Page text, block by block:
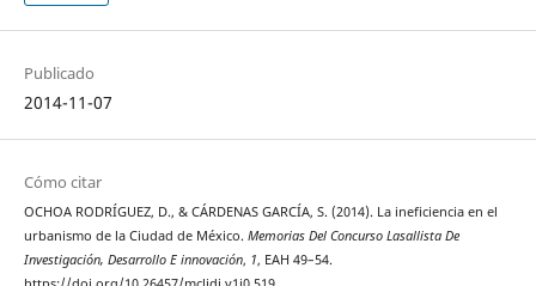
Publicado
2014-11-07
Cómo citar
OCHOA RODRÍGUEZ, D., & CÁRDENAS GARCÍA, S. (2014). La ineficiencia en el
urbanismo de la Ciudad de México. Memorias Del Concurso Lasallista De
Investigación, Desarrollo E innovación, 1, EAH 49–54.